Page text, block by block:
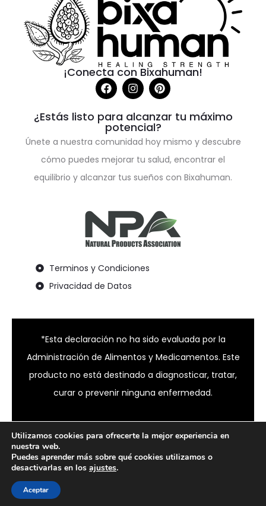
¡Conecta con Bixahuman!
¿Estás listo para alcanzar tu máximo
potencial?
Únete a nuestra comunidad hoy mismo y descubre
cómo puedes mejorar tu salud, encontrar el
equilibrio y alcanzar tus sueños con Bixahuman.
Terminos y Condiciones
Privacidad de Datos
*Esta declaración no ha sido evaluada por la
Administración de Alimentos y Medicamentos. Este
producto no está destinado a diagnosticar, tratar,
curar o prevenir ninguna enfermedad.
© 2024 Bixahuman all rights reserved
Utilizamos cookies para ofrecerte la mejor experiencia en
nuestra web.
Puedes aprender más sobre qué cookies utilizamos o
desactivarlas en los ajustes.
Aceptar